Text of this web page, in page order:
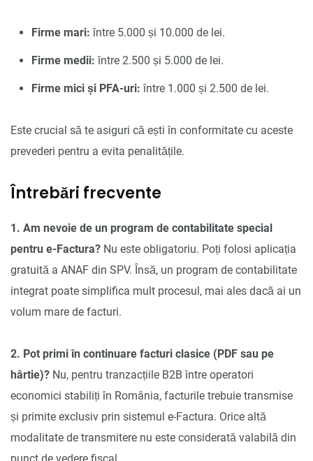
Firme mari: între 5.000 și 10.000 de lei.
Firme medii: între 2.500 și 5.000 de lei.
Firme mici și PFA-uri: între 1.000 și 2.500 de lei.
Este crucial să te asiguri că ești în conformitate cu aceste
prevederi pentru a evita penalitățile.
Întrebări frecvente
1. Am nevoie de un program de contabilitate special
pentru e-Factura? Nu este obligatoriu. Poți folosi aplicația
gratuită a ANAF din SPV. Însă, un program de contabilitate
integrat poate simplifica mult procesul, mai ales dacă ai un
volum mare de facturi.
2. Pot primi în continuare facturi clasice (PDF sau pe
hârtie)? Nu, pentru tranzacțiile B2B între operatori
economici stabiliți în România, facturile trebuie transmise
și primite exclusiv prin sistemul e-Factura. Orice altă
modalitate de transmitere nu este considerată valabilă din
punct de vedere fiscal.